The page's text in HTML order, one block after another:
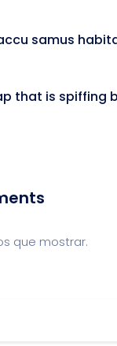
samus
that is spiffing
que mostrar.